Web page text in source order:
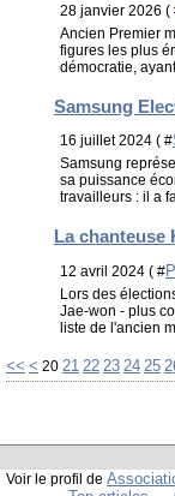
28 janvier 2026 (
Ancien Premier
figures les plus
démocratie,
Samsung
16 juillet 2024 ( #
Samsung
sa puissance
travailleurs : il a
La chanteuse
12 avril 2024 ( #
Lors des
Jae-won - plus
liste de l'ancien
<< < 10
20 21 22 23 24 25
Voir le profil de